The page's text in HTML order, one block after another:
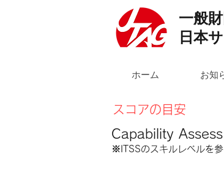
一般
日本
ホーム お知
スコアの目安
Capability Assess
※ITSSのスキルレベルを参